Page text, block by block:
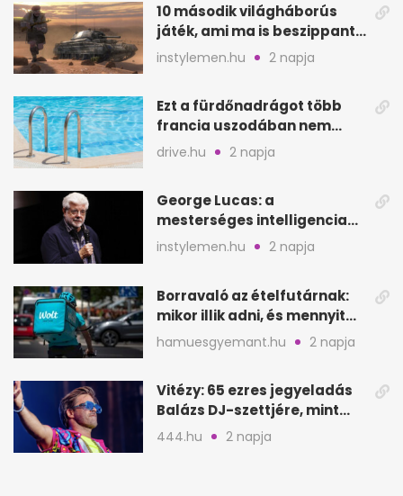
10 második világháborús
játék, ami ma is beszippant
a képernyő elé
instylemen.hu 2 napja
Ezt a fürdőnadrágot több
francia uszodában nem
fogadják el
drive.hu 2 napja
George Lucas: a
mesterséges intelligencia
lehet Hollywood következő
lépése
instylemen.hu 2 napja
Borravaló az ételfutárnak:
mikor illik adni, és mennyit
rendeléskor?
hamuesgyemant.hu 2 napja
Vitézy: 65 ezres jegyeladás
Balázs DJ-szettjére, mint
metró nélküli Puskás-meccs
444.hu 2 napja